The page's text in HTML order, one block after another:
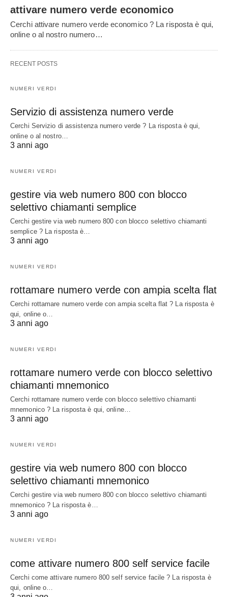
attivare numero verde economico
Cerchi attivare numero verde economico ? La risposta è qui,
online o al nostro numero…
RECENT POSTS
NUMERI VERDI
Servizio di assistenza numero verde
Cerchi Servizio di assistenza numero verde ? La risposta è qui,
online o al nostro…
3 anni ago
NUMERI VERDI
gestire via web numero 800 con blocco
selettivo chiamanti semplice
Cerchi gestire via web numero 800 con blocco selettivo chiamanti
semplice ? La risposta è…
3 anni ago
NUMERI VERDI
rottamare numero verde con ampia scelta flat
Cerchi rottamare numero verde con ampia scelta flat ? La risposta è
qui, online o…
3 anni ago
NUMERI VERDI
rottamare numero verde con blocco selettivo
chiamanti mnemonico
Cerchi rottamare numero verde con blocco selettivo chiamanti
mnemonico ? La risposta è qui, online…
3 anni ago
NUMERI VERDI
gestire via web numero 800 con blocco
selettivo chiamanti mnemonico
Cerchi gestire via web numero 800 con blocco selettivo chiamanti
mnemonico ? La risposta è…
3 anni ago
NUMERI VERDI
come attivare numero 800 self service facile
Cerchi come attivare numero 800 self service facile ? La risposta è
qui, online o…